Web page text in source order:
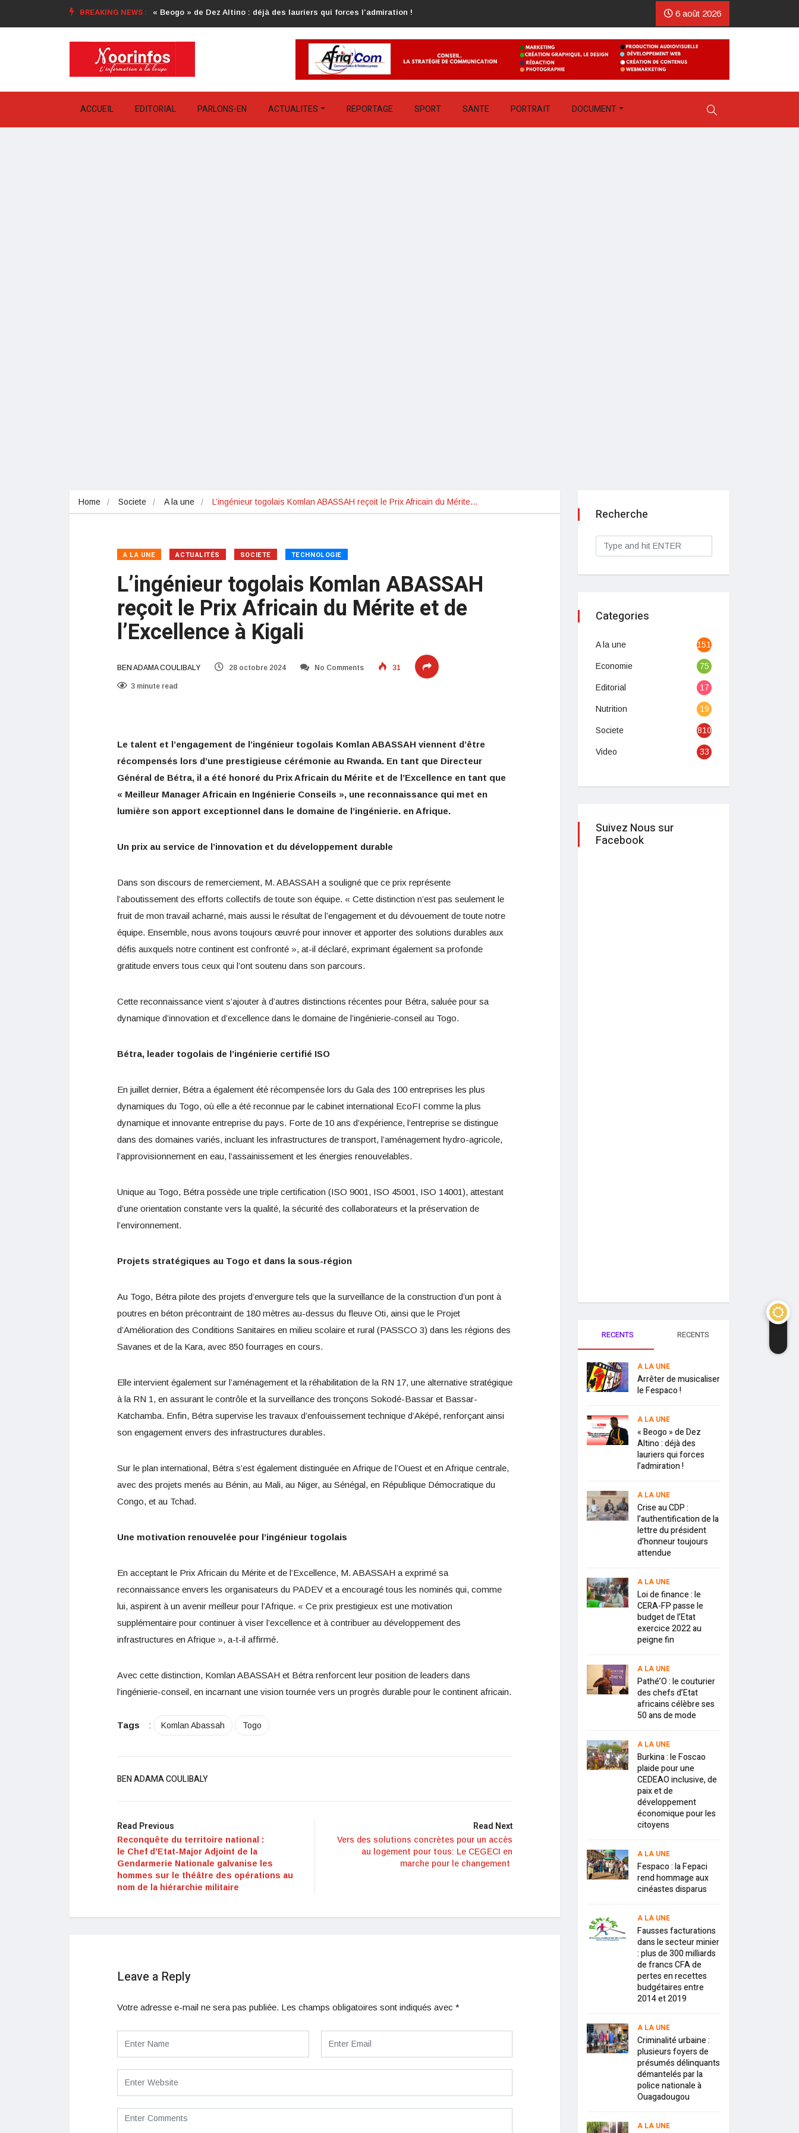
BREAKING NEWS : « Beogo » de Dez Altino : déjà des lauriers qui forces l’admiration ! 6 août 2026
ACCUEIL EDITORIAL PARLONS-EN ACTUALITES REPORTAGE SPORT SANTE PORTRAIT DOCUMENT
Home Societe A la une L’ingénieur togolais Komlan ABASSAH reçoit le Prix Africain du Mérite…
A LA UNE ACTUALITÉS SOCIETE TECHNOLOGIE
L’ingénieur togolais Komlan ABASSAH
reçoit le Prix Africain du Mérite et de
l’Excellence à Kigali
BEN ADAMA COULIBALY 28 octobre 2024 No Comments 31
3 minute read
Le talent et l’engagement de l’ingénieur togolais Komlan ABASSAH viennent d’être
récompensés lors d’une prestigieuse cérémonie au Rwanda. En tant que Directeur
Général de Bétra, il a été honoré du Prix Africain du Mérite et de l’Excellence en tant que
« Meilleur Manager Africain en Ingénierie Conseils », une reconnaissance qui met en
lumière son apport exceptionnel dans le domaine de l’ingénierie. en Afrique.
Un prix au service de l’innovation et du développement durable
Dans son discours de remerciement, M. ABASSAH a souligné que ce prix représente
l’aboutissement des efforts collectifs de toute son équipe. « Cette distinction n’est pas seulement le
fruit de mon travail acharné, mais aussi le résultat de l’engagement et du dévouement de toute notre
équipe. Ensemble, nous avons toujours œuvré pour innover et apporter des solutions durables aux
défis auxquels notre continent est confronté », at-il déclaré, exprimant également sa profonde
gratitude envers tous ceux qui l’ont soutenu dans son parcours.
Cette reconnaissance vient s’ajouter à d’autres distinctions récentes pour Bétra, saluée pour sa
dynamique d’innovation et d’excellence dans le domaine de l’ingénierie-conseil au Togo.
Bétra, leader togolais de l’ingénierie certifié ISO
En juillet dernier, Bétra a également été récompensée lors du Gala des 100 entreprises les plus
dynamiques du Togo, où elle a été reconnue par le cabinet international EcoFI comme la plus
dynamique et innovante entreprise du pays. Forte de 10 ans d’expérience, l’entreprise se distingue
dans des domaines variés, incluant les infrastructures de transport, l’aménagement hydro-agricole,
l’approvisionnement en eau, l’assainissement et les énergies renouvelables.
Unique au Togo, Bétra possède une triple certification (ISO 9001, ISO 45001, ISO 14001), attestant
d’une orientation constante vers la qualité, la sécurité des collaborateurs et la préservation de
l’environnement.
Projets stratégiques au Togo et dans la sous-région
Au Togo, Bétra pilote des projets d’envergure tels que la surveillance de la construction d’un pont à
poutres en béton précontraint de 180 mètres au-dessus du fleuve Oti, ainsi que le Projet
d’Amélioration des Conditions Sanitaires en milieu scolaire et rural (PASSCO 3) dans les régions des
Savanes et de la Kara, avec 850 fourrages en cours.
Elle intervient également sur l’aménagement et la réhabilitation de la RN 17, une alternative stratégique
à la RN 1, en assurant le contrôle et la surveillance des tronçons Sokodé-Bassar et Bassar-
Katchamba. Enfin, Bétra supervise les travaux d’enfouissement technique d’Aképé, renforçant ainsi
son engagement envers des infrastructures durables.
Sur le plan international, Bétra s’est également distinguée en Afrique de l’Ouest et en Afrique centrale,
avec des projets menés au Bénin, au Mali, au Niger, au Sénégal, en République Démocratique du
Congo, et au Tchad.
Une motivation renouvelée pour l’ingénieur togolais
En acceptant le Prix Africain du Mérite et de l’Excellence, M. ABASSAH a exprimé sa
reconnaissance envers les organisateurs du PADEV et a encouragé tous les nominés qui, comme
lui, aspirent à un avenir meilleur pour l’Afrique. « Ce prix prestigieux est une motivation
supplémentaire pour continuer à viser l’excellence et à contribuer au développement des
infrastructures en Afrique », a-t-il affirmé.
Avec cette distinction, Komlan ABASSAH et Bétra renforcent leur position de leaders dans
l’ingénierie-conseil, en incarnant une vision tournée vers un progrès durable pour le continent africain.
Tags : Komlan Abassah Togo
BEN ADAMA COULIBALY
Read Previous
Reconquête du territoire national :
le C hef d’Etat-Major Adjoint de la
Gendarmerie Nationale galvanise
es
hommes sur le théâtre des opérations au
nom de la hiérarchie militaire
Read Next
Vers des solutions concrètes pour un accès
au logement pour tous: Le CEGECI en
marche pour le changement
Leave a Reply
Votre adresse e-mail ne sera pas publiée. Les champs obligatoires sont indiqués avec *
Recherche
Categories
A la une 1513
Economie 75
Editorial 17
Nutrition 19
Societe 810
Video 33
Suivez Nous sur
Facebook
RECENTS RECENTS
A LA UNE
Arrêter de musicaliser
le Fespaco !
A LA UNE
« Beogo » de Dez
Altino : déjà des
lauriers qui forces
l’admiration !
A LA UNE
Crise au CDP :
l’authentification de la
lettre du président
d’honneur toujours
attendue
A LA UNE
Loi de finance : le
CERA-FP passe le
budget de l’Etat
exercice 2022 au
peigne fin
A LA UNE
Pathé’O : le couturier
des chefs d’Etat
africains célèbre ses
50 ans de mode
A LA UNE
Burkina : le Foscao
plaide pour une
CEDEAO inclusive, de
paix et de
développement
économique pour les
citoyens
A LA UNE
Fespaco : la Fepaci
rend hommage aux
cinéastes disparus
A LA UNE
Fausses facturations
dans le secteur minier
: plus de 300 milliards
de francs CFA de
pertes en recettes
budgétaires entre
2014 et 2019
A LA UNE
Criminalité urbaine :
plusieurs foyers de
présumés délinquants
démantelés par la
police nationale à
Ouagadougou
A LA UNE